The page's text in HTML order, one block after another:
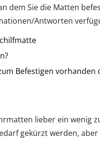
dem Sie die Matten
Antworten
Befestigen
lieber ein wenig
gekürzt werden,